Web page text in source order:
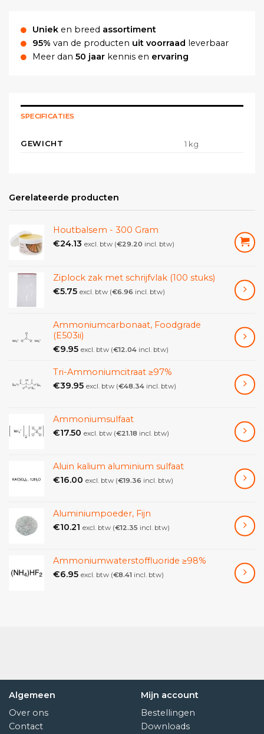
Uniek en breed assortiment
95% van de producten uit voorraad leverbaar
Meer dan 50 jaar kennis en ervaring
SPECIFICATIES
GEWICHT 1 kg
Gerelateerde producten
Houtbalsem - 300 Gram
€24.13 excl. btw (€29.20 incl. btw)
Ziplock zak met schrijfvlak (100 stuks)
€5.75 excl. btw (€6.96 incl. btw)
Ammoniumcarbonaat, Foodgrade
(E503ii)
€9.95 excl. btw (€12.04 incl. btw)
Tri-Ammoniumcitraat ≥97%
€39.95 excl. btw (€48.34 incl. btw)
Ammoniumsulfaat
€17.50 excl. btw (€21.18 incl. btw)
Aluin kalium aluminium sulfaat
€16.00 excl. btw (€19.36 incl. btw)
Aluminiumpoeder, Fijn
€10.21 excl. btw (€12.35 incl. btw)
Ammoniumwaterstoffluoride ≥98%
€6.95 excl. btw (€8.41 incl. btw)
Algemeen
Over ons
Contact
Mijn account
Bestellingen
Downloads